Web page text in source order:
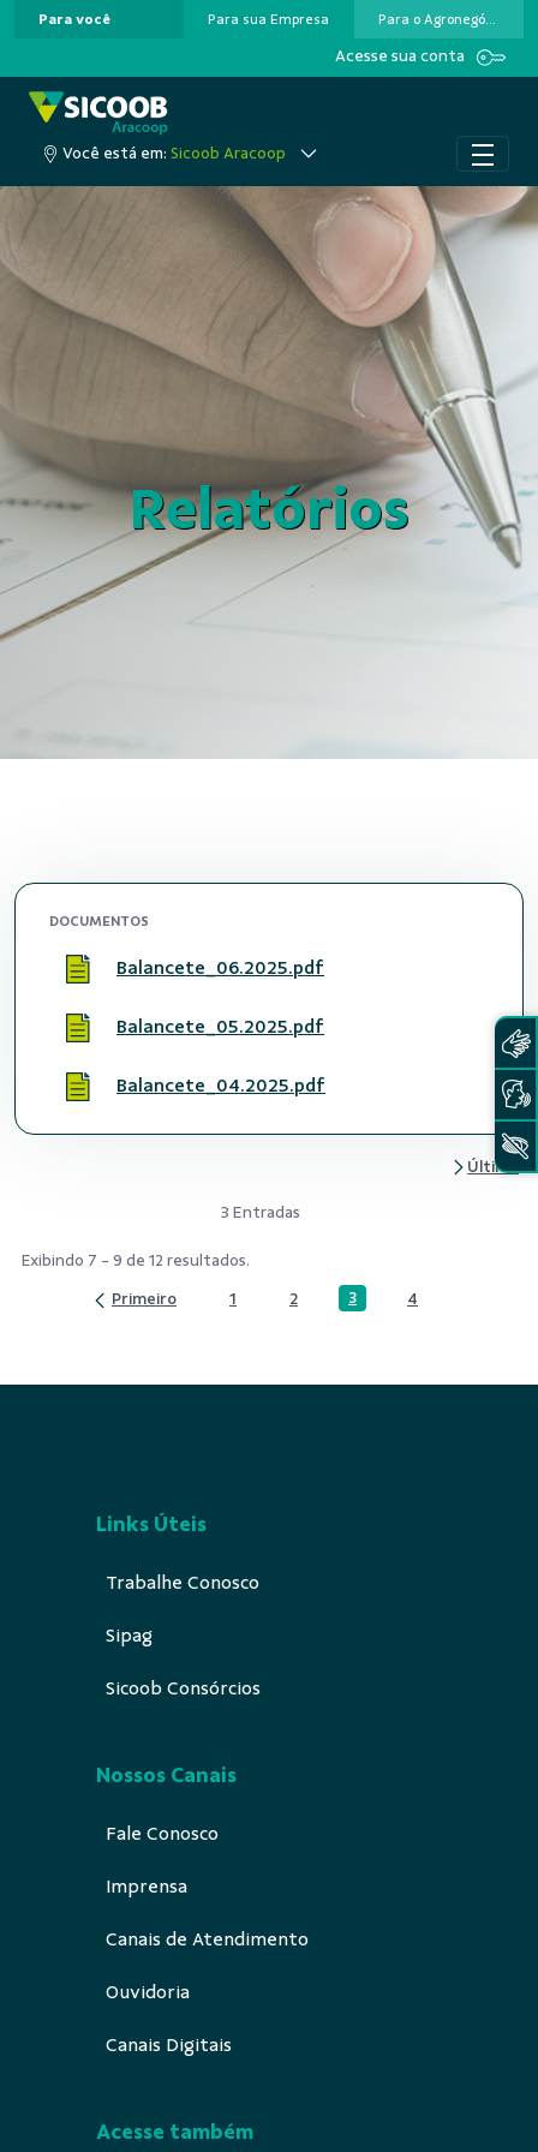
Pular para o Conteúdo principal
Para você Para sua Empresa Para o Agronegócio
Acesse sua conta
Você está em: Sicoob Aracoop
Relatórios
DOCUMENTOS
Balancete_06.2025.pdf
Balancete_05.2025.pdf
Balancete_04.2025.pdf
3 Entradas
Exibindo 7 - 9 de 12 resultados.
Página
1 Página
2 Página
3 Página
4
Links Úteis
Trabalhe Conosco
Sipag
Sicoob Consórcios
Nossos Canais
Fale Conosco
Imprensa
Canais de Atendimento
Ouvidoria
Canais Digitais
Acesse também